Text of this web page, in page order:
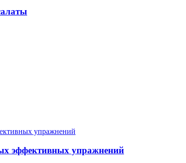
эффективных упражнений